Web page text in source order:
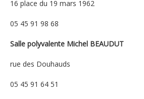
16 place du 19 mars 1962
05 45 91 98 68
Salle polyvalente Michel BEAUDUT
rue des Douhauds
05 45 91 64 51